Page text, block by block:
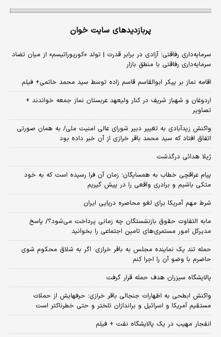
پربازدیدهای سایت خوان
سرمایه‌داری رفاقتی؛ آزادی در برابر قدرت | تولد «کورپوراتیسم» از میان تضاد
سرمایه‌داری رفاقتی با منطق بازار
اقامه نماز بر پیکر ابوالقاسم قاسم زاده توسط سید محمد خاتمی+ فیلم
اردوغان و شهباز شریف در کنار ولیعهد عربستان نماز جمعه خواندند +
تصاویر
واکنش زیدآبادی به تغییر دبیر شورای عالی امنیت ملی/ به همان صورتی
اتفاق افتاد که سید محمد باقر خرازی از آن خبر داده بود
ژیلا هدائی درگذشت
پیام عراقچی خطاب به همسایگان؛ زمان آن فرا رسیده است که به خود
متکی باشیم و برادری واقعی را در پیش گیریم
شرط مهم آمریکا برای لغو محاصره دریایی ایران
مابه التفاوت حقوق بازنشستگان چه زمانی پرداخت می‌شود؟/ پاسخ
مدیرکل امور مستمری‌های تامین اجتماعی را بخوانید
حمله تند یک نماینده مجلس به باقر خرازی: اگر به شلاق محکوم شوی
حاضرم با وضو آن را اجرا کنم
پالایشگاه سیزران هدف حمله قرار گرفت
واکنش ابطحی به اظهارات جنجالی باقر خرازی؛ حرفهایش از حملات
مستقیم آمریکا و اسرائیل و براندازان تلختر و حتی خطرناکتر است
انفجار مهیب در یک پالایشگاه نفت + فیلم